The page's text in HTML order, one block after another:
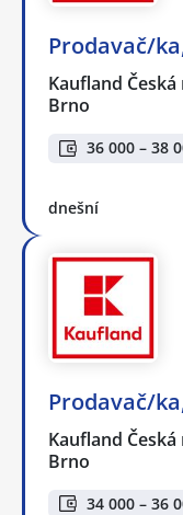
Prodavač/
Kaufland
Brno
36 000 – 38
dnešní
Prodavač/
Kaufland
Brno
34 000 – 36